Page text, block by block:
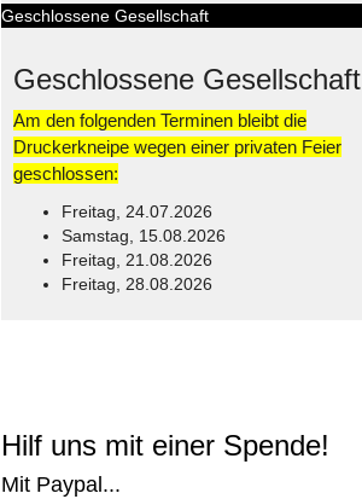
Geschlossene Gesellschaft
Geschlossene Gesellschaft
Am den folgenden Terminen bleibt die
Druckerkneipe wegen einer privaten Feier
geschlossen:
Freitag, 24.07.2026
Samstag, 15.08.2026
Freitag, 21.08.2026
Freitag, 28.08.2026
Hilf uns mit einer Spende!
Mit Paypal...